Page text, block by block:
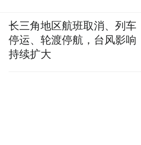
长三角地区航班取消、列车
停运、轮渡停航，台风影响
持续扩大